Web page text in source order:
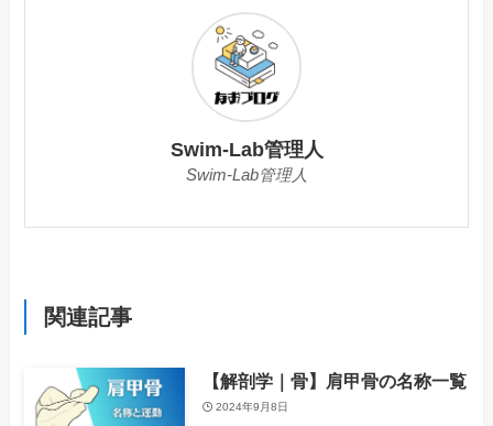
Swim-Lab管理人
Swim-Lab管理人
関連記事
【解剖学｜骨】肩甲骨の名称一覧
2024年9月8日